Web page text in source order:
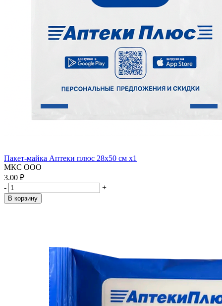
Пакет-майка Аптеки плюс 28х50 см x1
МКС ООО
3.00 ₽
-
+
В корзину